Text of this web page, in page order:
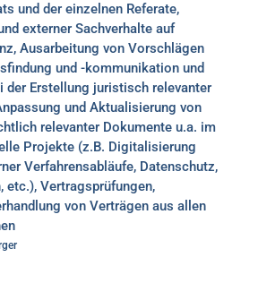
und der einzelnen Referate,
externer Sachverhalte auf
Ausarbeitung von Vorschlägen
und -kommunikation und
der Erstellung juristisch relevanter
und Aktualisierung von
relevanter Dokumente u.a. im
Projekte (z.B. Digitalisierung
Verfahrensabläufe, Datenschutz,
etc.), Vertragsprüfungen,
von Verträgen aus allen